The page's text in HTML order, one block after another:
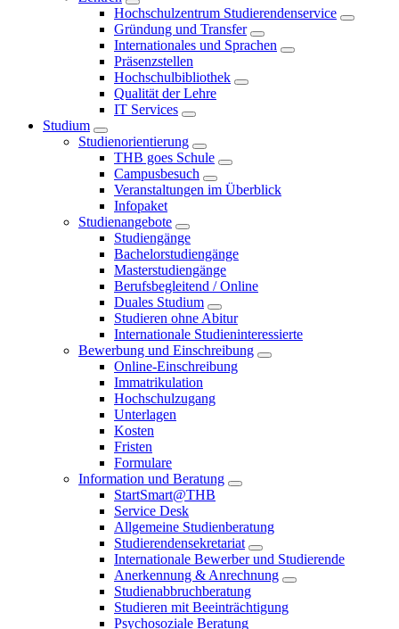
Hochschulzentrum Studierendenservice
Gründung und Transfer
Internationales und Sprachen
Präsenzstellen
Hochschulbibliothek
Qualität der Lehre
IT Services
Studium
Studienorientierung
THB goes Schule
Campusbesuch
Veranstaltungen im Überblick
Infopaket
Studienangebote
Studiengänge
Bachelorstudiengänge
Masterstudiengänge
Berufsbegleitend / Online
Duales Studium
Studieren ohne Abitur
Internationale Studieninteressierte
Bewerbung und Einschreibung
Online-Einschreibung
Immatrikulation
Hochschulzugang
Unterlagen
Kosten
Fristen
Formulare
Information und Beratung
StartSmart@THB
Service Desk
Allgemeine Studienberatung
Studierendensekretariat
Internationale Bewerber und Studierende
Anerkennung & Anrechnung
Studienabbruchberatung
Studieren mit Beeinträchtigung
Psychosoziale Beratung